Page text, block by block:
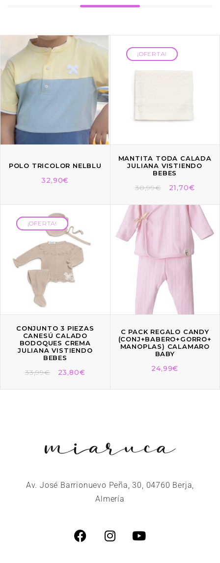
POLO TRICOLOR NELBLU
32,90€
¡OFERTA!
¡OFERTA!
MANTITA TODA CALADA
JULIANA VISTIENDO
BEBES
30,99€ 21,70€
¡OFERTA!
¡OFERTA!
CONJUNTO 3 PIEZAS
CANESÚ CALADO
BODOQUES CREMA
JULIANA VISTIENDO
BEBES
33,99€ 23,80€
C PACK REGALO CANDY
(CONJ+BABERO+GORRO+
MANOPLAS) CALAMARO
BABY
24,99€
Av. José Barrionuevo Peña, 30, 04760 Berja,
Almería